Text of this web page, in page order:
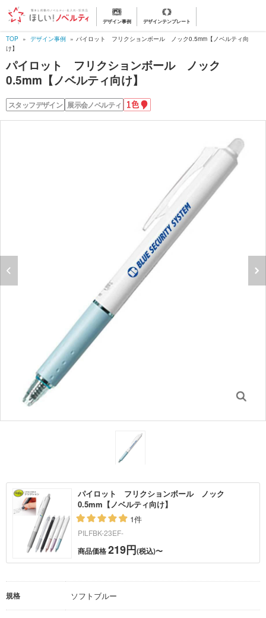
デザイン事例 デザインテンプレート
TOP デザイン事例
パイロット フリクションボール ノック0.5mm【ノベルティ向
け】
パイロット フリクションボール ノック
0.5mm【ノベルティ向け】
スタッフデザイン 展示会ノベルティ 1
色
名
パイロット フリクションボール ノック
0.5mm【ノベルティ向け】
1件
PILFBK-23EF-
商品価格219円(税込)〜
規格 ソフトブルー